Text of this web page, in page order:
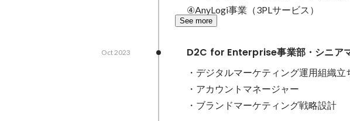
④AnyLogi事業（3PLサービス）
See more
D2C for Enterprise事業部・シニア
Oct 2023
・デジタルマーケティング運用組織立
・アカウントマネージャー
・ブランドマーケティング戦略設計